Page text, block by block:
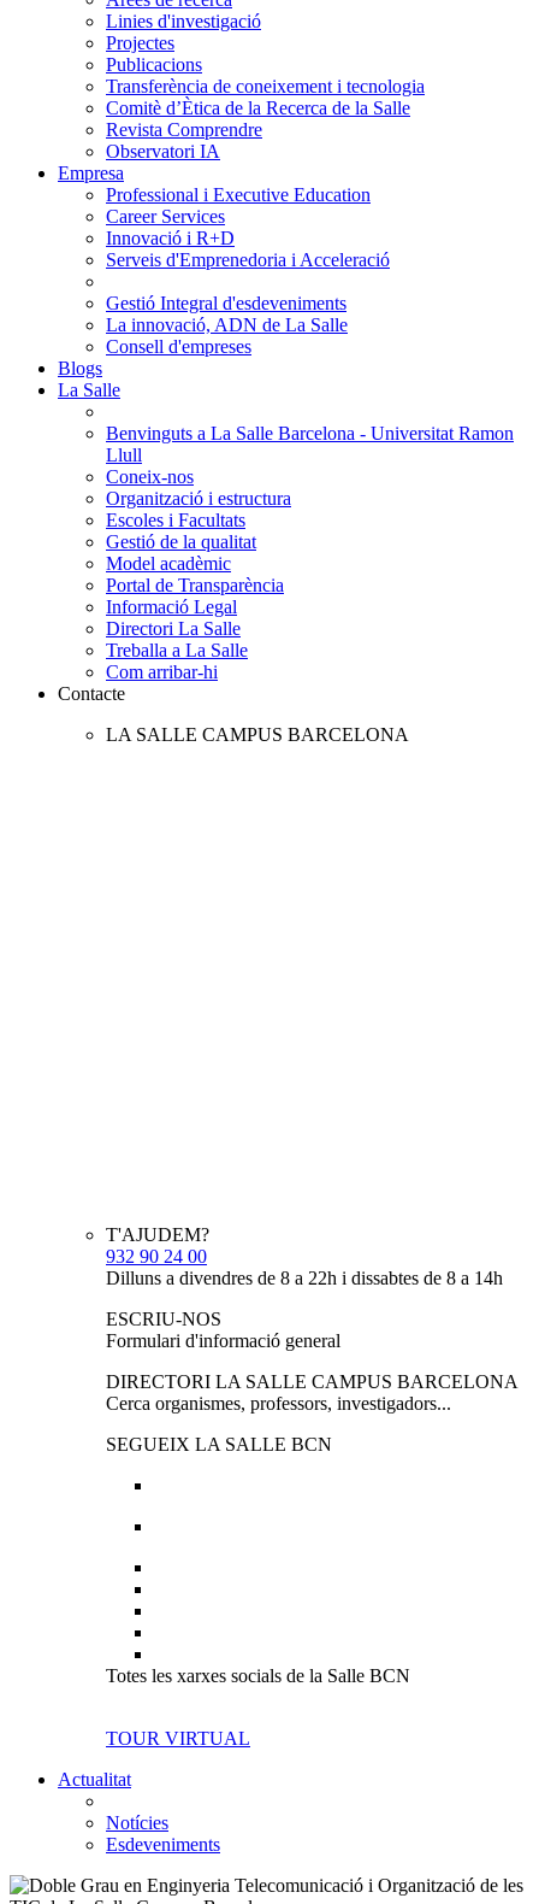
Linies d'investigació
Projectes
Publicacions
Transferència de coneixement i tecnologia
Comitè d’Ètica de la Recerca de la Salle
Revista Comprendre
Observatori IA
Empresa
Professional i Executive Education
Career Services
Innovació i R+D
Serveis d'Emprenedoria i Acceleració
Gestió Integral d'esdeveniments
La innovació, ADN de La Salle
Consell d'empreses
Blogs
La Salle
Benvinguts a La Salle Barcelona - Universitat Ramon
Llull
Coneix-nos
Organització i estructura
Escoles i Facultats
Gestió de la qualitat
Model acadèmic
Portal de Transparència
Informació Legal
Directori La Salle
Treballa a La Salle
Com arribar-hi
Contacte
LA SALLE CAMPUS BARCELONA
T'AJUDEM?
932 90 24 00
Dilluns a divendres de 8 a 22h i dissabtes de 8 a 14h
ESCRIU-NOS
Formulari d'informació general
DIRECTORI LA SALLE CAMPUS BARCELONA
Cerca organismes, professors, investigadors...
SEGUEIX LA SALLE BCN
Totes les xarxes socials de la Salle BCN
TOUR VIRTUAL
Actualitat
Notícies
Esdeveniments